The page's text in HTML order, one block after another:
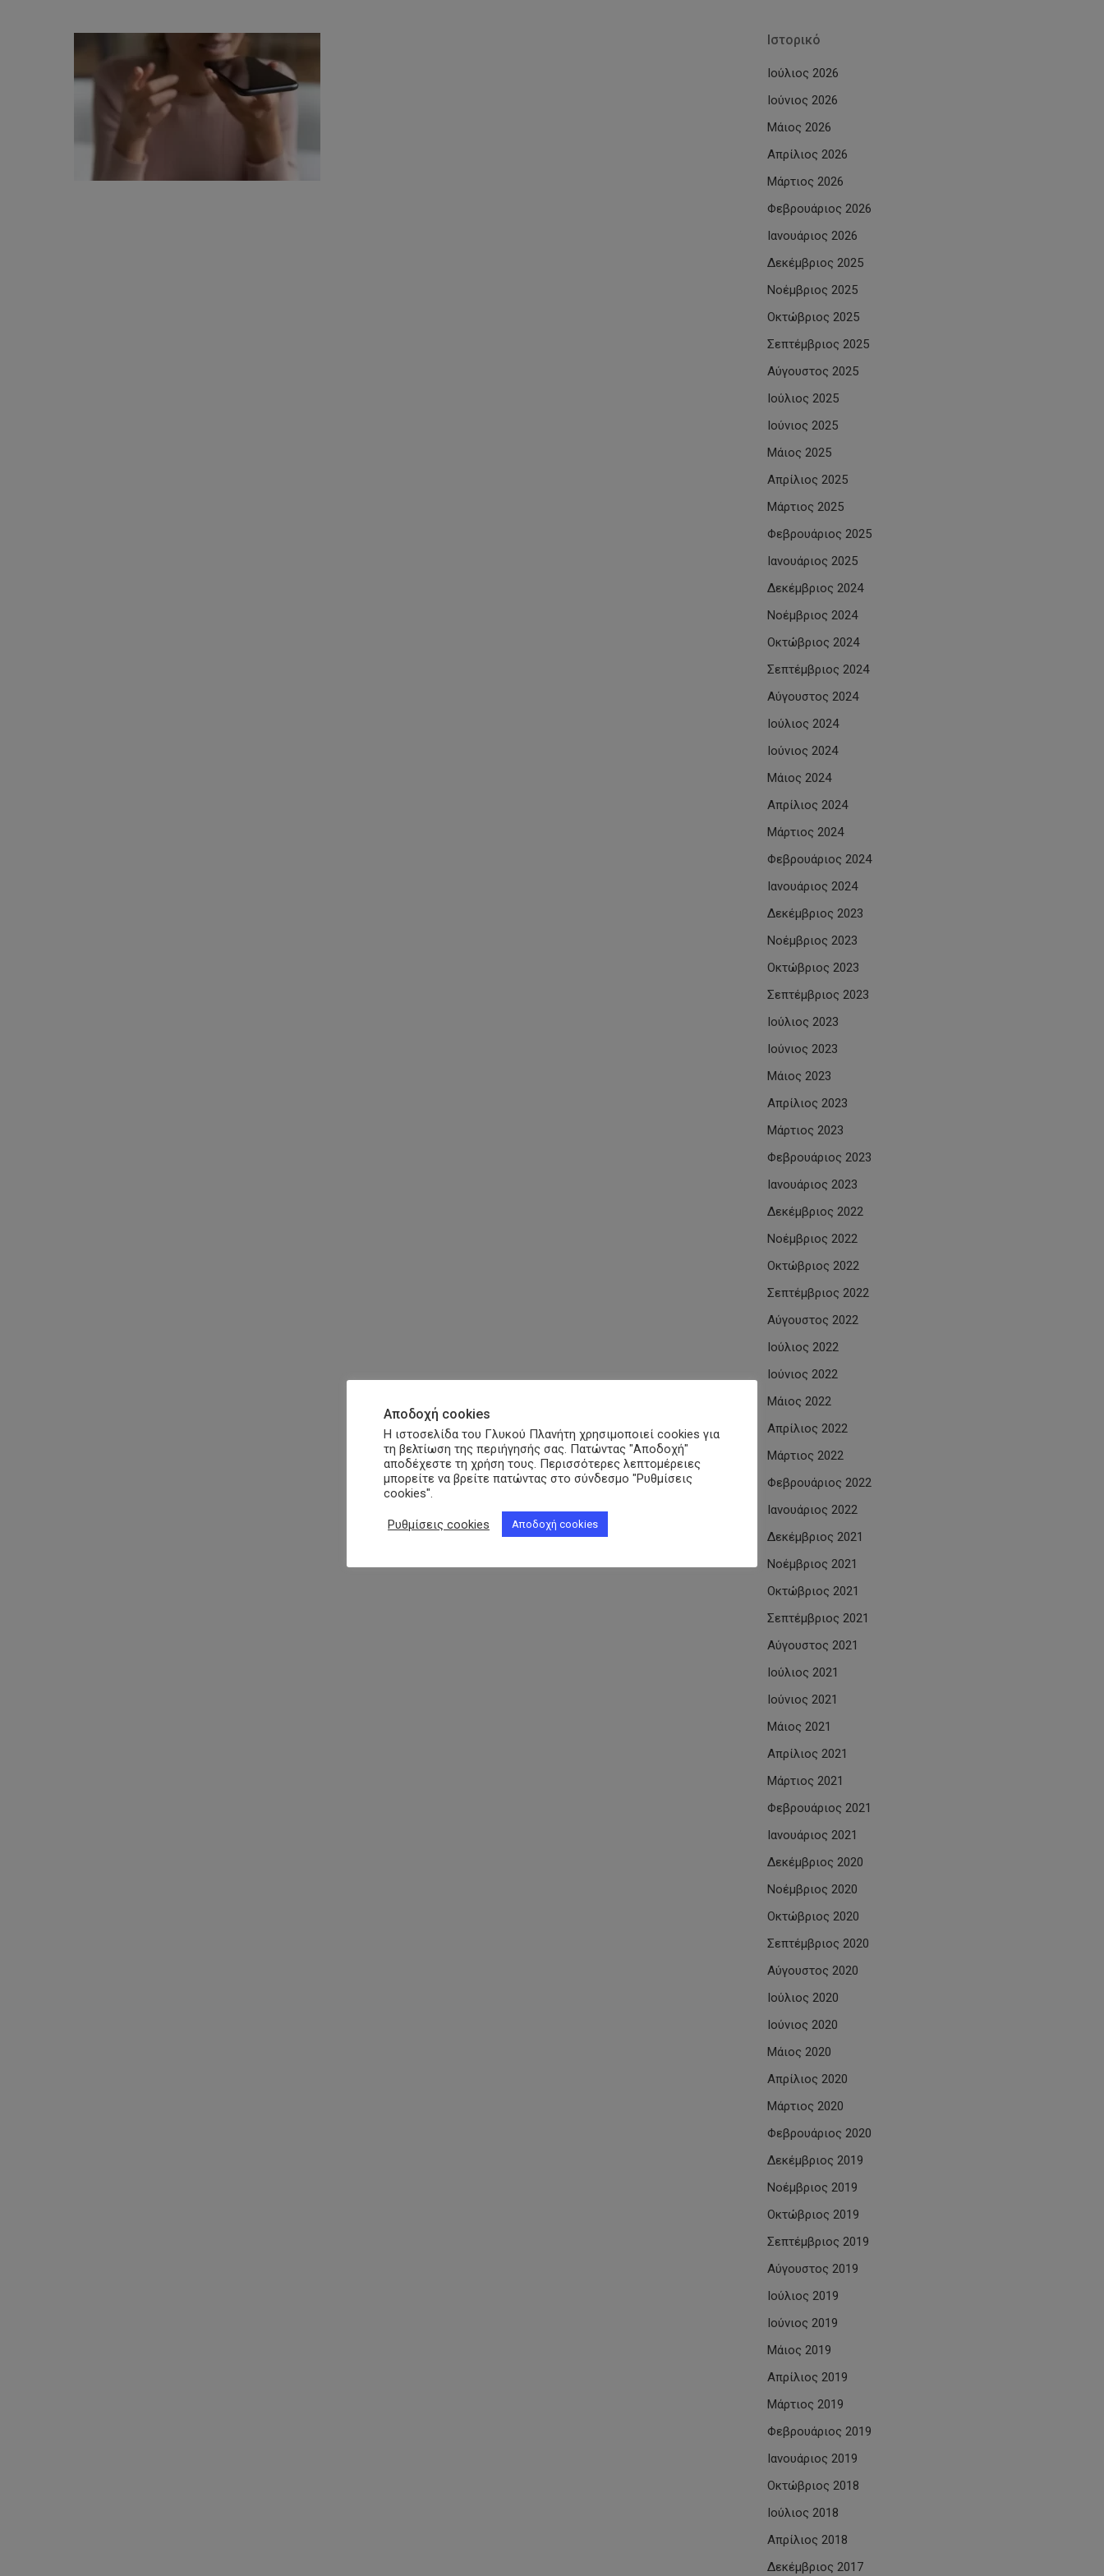
Ιστορικό
Ιούλιος 2026
Ιούνιος 2026
Μάιος 2026
Απρίλιος 2026
Μάρτιος 2026
Φεβρουάριος 2026
Ιανουάριος 2026
Δεκέμβριος 2025
Νοέμβριος 2025
Οκτώβριος 2025
Σεπτέμβριος 2025
Αύγουστος 2025
Ιούλιος 2025
Ιούνιος 2025
Μάιος 2025
Απρίλιος 2025
Μάρτιος 2025
Φεβρουάριος 2025
Ιανουάριος 2025
Δεκέμβριος 2024
Νοέμβριος 2024
Οκτώβριος 2024
Σεπτέμβριος 2024
Αύγουστος 2024
Ιούλιος 2024
Ιούνιος 2024
Μάιος 2024
Απρίλιος 2024
Μάρτιος 2024
Φεβρουάριος 2024
Ιανουάριος 2024
Δεκέμβριος 2023
Νοέμβριος 2023
Οκτώβριος 2023
Σεπτέμβριος 2023
Ιούλιος 2023
Ιούνιος 2023
Μάιος 2023
Απρίλιος 2023
Μάρτιος 2023
Φεβρουάριος 2023
Ιανουάριος 2023
Δεκέμβριος 2022
Νοέμβριος 2022
Οκτώβριος 2022
Σεπτέμβριος 2022
Αύγουστος 2022
Ιούλιος 2022
Ιούνιος 2022
Μάιος 2022
Απρίλιος 2022
Μάρτιος 2022
Φεβρουάριος 2022
Ιανουάριος 2022
Δεκέμβριος 2021
Νοέμβριος 2021
Οκτώβριος 2021
Σεπτέμβριος 2021
Αύγουστος 2021
Ιούλιος 2021
Ιούνιος 2021
Μάιος 2021
Απρίλιος 2021
Μάρτιος 2021
Φεβρουάριος 2021
Ιανουάριος 2021
Δεκέμβριος 2020
Νοέμβριος 2020
Οκτώβριος 2020
Σεπτέμβριος 2020
Αύγουστος 2020
Ιούλιος 2020
Ιούνιος 2020
Μάιος 2020
Απρίλιος 2020
Μάρτιος 2020
Φεβρουάριος 2020
Δεκέμβριος 2019
Νοέμβριος 2019
Οκτώβριος 2019
Σεπτέμβριος 2019
Αύγουστος 2019
Ιούλιος 2019
Ιούνιος 2019
Μάιος 2019
Απρίλιος 2019
Μάρτιος 2019
Φεβρουάριος 2019
Ιανουάριος 2019
Οκτώβριος 2018
Ιούλιος 2018
Απρίλιος 2018
Δεκέμβριος 2017
Αποδοχή cookies
Η ιστοσελίδα του Γλυκού Πλανήτη χρησιμοποιεί cookies για
τη βελτίωση της περιήγησής σας. Πατώντας "Αποδοχή"
αποδέχεστε τη χρήση τους. Περισσότερες λεπτομέρειες
μπορείτε να βρείτε πατώντας στο σύνδεσμο "Ρυθμίσεις
cookies".
Ρυθμίσεις cookies Αποδοχή cookies